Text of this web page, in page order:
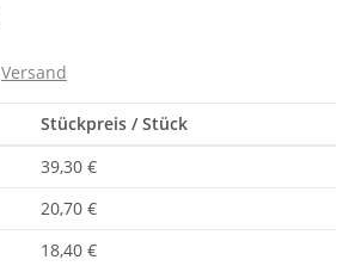
Versand
Stückpreis / Stück
39,30 €
20,70 €
18,40 €